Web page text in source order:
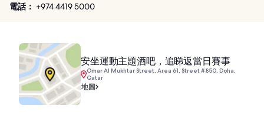
電話： +974 4419 5000
安坐運動主題酒吧，追睇返當日賽事
Omar Al Mukhtar Street, Area 61, Street #850, Doha,
Qatar
地圖